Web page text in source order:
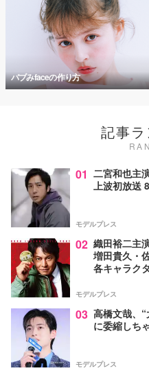
バブみfaceの作り方
記事
01 二宮和也主
上波初放送
モデルプレス
02 織田裕二主
増田貴久・
各キャラク
モデルプレス
03 高橋文哉、
に委縮しち
モデルプレス